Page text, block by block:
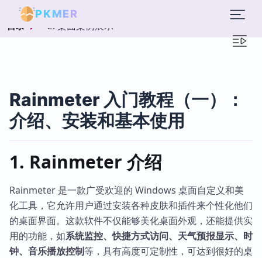
PKMER
目录 2. 桌面案例展示
Rainmeter 入门教程（一）：
介绍、安装和基本使用
1. Rainmeter 介绍
Rainmeter 是一款广受欢迎的 Windows 桌面自定义和美
化工具，它允许用户通过安装各种皮肤和插件来个性化他们
的桌面界面。这款软件不仅能够美化桌面外观，还能提供实
用的功能，如系统监控、快捷方式访问、天气预报显示、时
钟、音乐播放控制等，具有高度可定制性，可达到很好的桌